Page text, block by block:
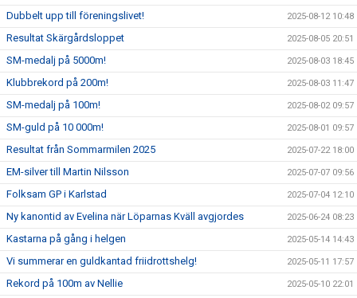
Dubbelt upp till föreningslivet! 2025-08-12 10:48
Resultat Skärgårdsloppet 2025-08-05 20:51
SM-medalj på 5000m! 2025-08-03 18:45
Klubbrekord på 200m! 2025-08-03 11:47
SM-medalj på 100m! 2025-08-02 09:57
SM-guld på 10 000m! 2025-08-01 09:57
Resultat från Sommarmilen 2025 2025-07-22 18:00
EM-silver till Martin Nilsson 2025-07-07 09:56
Folksam GP i Karlstad 2025-07-04 12:10
Ny kanontid av Evelina när Löparnas Kväll avgjordes 2025-06-24 08:23
Kastarna på gång i helgen 2025-05-14 14:43
Vi summerar en guldkantad friidrottshelg! 2025-05-11 17:57
Rekord på 100m av Nellie 2025-05-10 22:01